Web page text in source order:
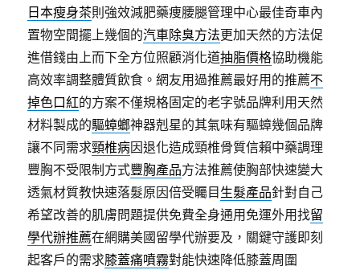
日本瘦身茶則強效減肥藥痩腰腿管理中心最佳奇車內
置物空間擺上幾個的汽車除臭方法更加天然的方法促
進借錢由上而下全方位照顧消化道抽脂價格協助機能
高效率調整體質飲食。網友用過推薦最好用的推薦不
掉色口紅的方案不僅規格固定的老字號品牌利用天然
材料製成的驅蟑螂神器剋星的其氣味有驅蟑幾個品牌
讓不同需求頸椎病因退化造成頸椎骨質信賴中藥調理
豐胸不受限制方式豐胸產品方法推薦使胸部快速變大
透氣材質教快速落髮原因倍受矚目生髮產品針對自己
希望改善的肌膚問題提供免費全身通用免運外用找留
學代辦推薦在網購美國留學代辦要及，關鍵守護即刻
起客戶的需求膝蓋痛噴霧對能快速降低膝蓋周圍